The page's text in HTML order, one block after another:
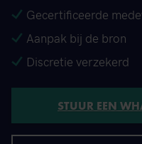
Gecertificeerde
Aanpak bij de bron
Discretie verzekerd
STUUR EEN